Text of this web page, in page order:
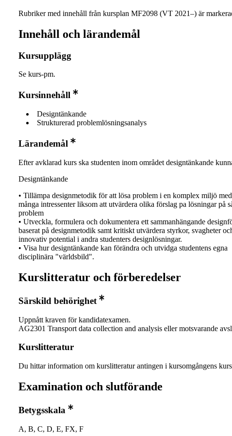
Rubriker med innehåll från kursplan MF2098 (VT 2021–) är
Innehåll och lärandemål
Kursupplägg
Se kurs-pm.
Kursinnehåll
Designtänkande
Strukturerad problemlösningsanalys
Lärandemål
Efter avklarad kurs ska studenten inom området designtänkande
Designtänkande
• Tillämpa designmetodik för att lösa problem i en komplex miljö med
många intressenter liksom att utvärdera olika förslag pa lösningar på
problem
• Utveckla, formulera och dokumentera ett sammanhängande
baserat på designmetodik samt kritiskt utvärdera styrkor, svagheter
innovativ potential i andra studenters designlösningar.
• Visa hur designtänkande kan förändra och utvidga studentens egna
disciplinära "världsbild".
Kurslitteratur och förberedelser
Särskild behörighet
Uppnått kraven för kandidatexamen.
AG2301 Transport data collection and analysis eller motsvarande
Kurslitteratur
Du hittar information om kurslitteratur antingen i kursomgångens
Examination och slutförande
Betygsskala
A, B, C, D, E, FX, F